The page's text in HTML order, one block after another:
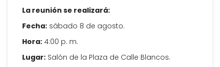
La reunión se realizará:
Fecha: sábado 8 de agosto.
Hora: 4:00 p. m.
Lugar: Salón de la Plaza de Calle Blancos.